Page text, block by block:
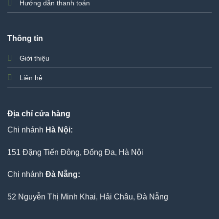
Hướng dẫn thanh toán
Thông tin
Giới thiệu
Liên hệ
Địa chỉ cửa hàng
Chi nhánh Hà Nội:
151 Đặng Tiến Đông, Đống Đa, Hà Nội
Chi nhánh Đà Nẵng:
52 Nguyễn Thị Minh Khai, Hải Châu, Đà Nẵng